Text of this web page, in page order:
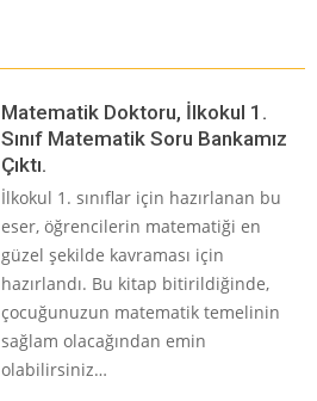
Matematik Doktoru, İlkokul 1.
Sınıf Matematik Soru Bankamız
Çıktı.
İlkokul 1. sınıflar için hazırlanan bu
eser, öğrencilerin matematiği en
güzel şekilde kavraması için
hazırlandı. Bu kitap bitirildiğinde,
çocuğunuzun matematik temelinin
sağlam olacağından emin
olabilirsiniz…